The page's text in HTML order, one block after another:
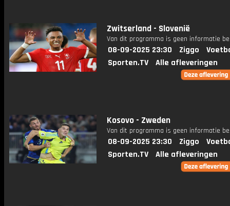
Zwitserland - Slovenië
Van dit programma is geen informatie
08-09-2025 23:30 Ziggo
Sporten.TV
Alle afleveringen
Kosovo - Zweden
Van dit programma is geen informatie
08-09-2025 23:30 Ziggo
Sporten.TV
Alle afleveringen